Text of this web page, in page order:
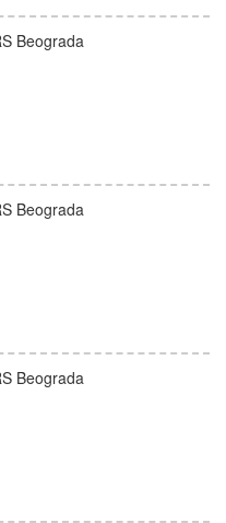
Beograda
Beograda
Beograda